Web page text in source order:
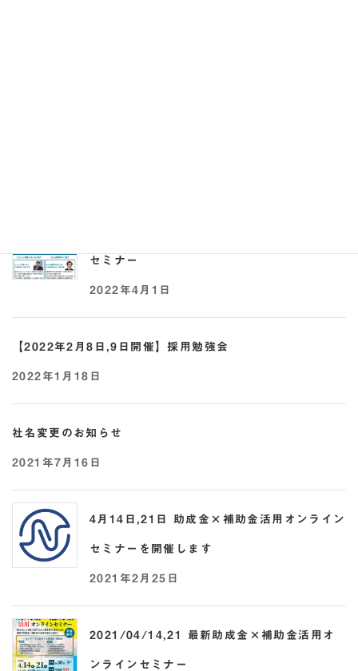
セミナー
2022年4月1日
【2022年2月8日,9日開催】採用勉強会
2022年1月18日
社名変更のお知らせ
2021年7月16日
4月14日,21日 助成金×補助金活用オンライン
セミナーを開催します
2021年2月25日
2021/04/14,21 最新助成金×補助金活用オ
ンラインセミナー